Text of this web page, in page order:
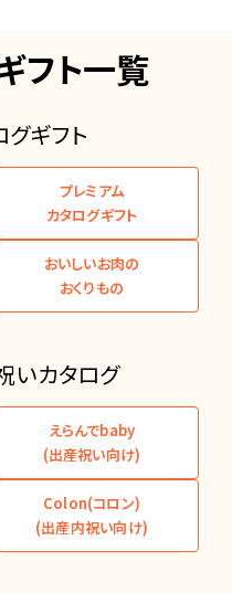
フト一覧
ギフト
プレミアム
カタログギフト
おいしいお肉の
おくりもの
いカタログ
えらんでbaby
(出産祝い向け)
Colon(コロン)
(出産内祝い向け)